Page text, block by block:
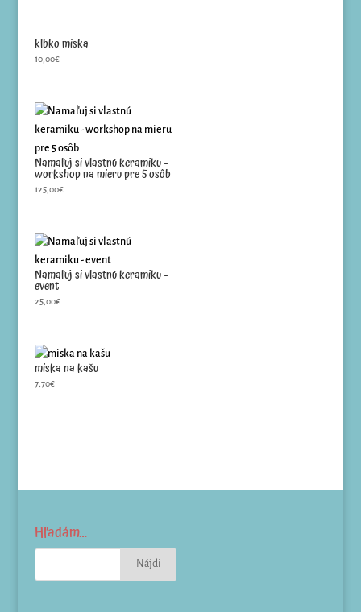
klbko miska
10,00€
Namaľuj si vlastnú keramiku –
workshop na mieru pre 5 osôb
125,00€
Namaľuj si vlastnú keramiku –
event
25,00€
miska na kašu
7,70€
Hľadám…